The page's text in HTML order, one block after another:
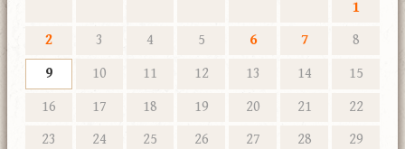
1
2
3 4 5 6 7
8
9
10 11 12 13 14
15
16
17 18 19 20 21
22
23
24 25 26 27 28
29